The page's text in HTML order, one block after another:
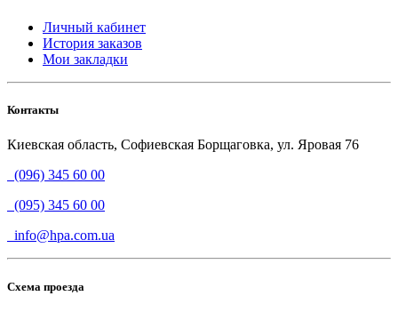
Личный кабинет
История заказов
Мои закладки
Контакты
Киевская область, Софиевская Борщаговка, ул. Яровая 76
(096) 345 60 00
(095) 345 60 00
info@hpa.com.ua
Схема проезда